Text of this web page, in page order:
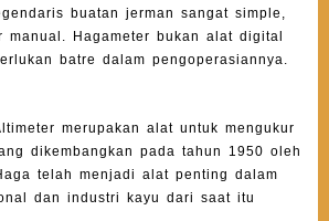
buatan jerman sangat simple,
manual.
Hagameter bukan alat digital
batre dalam pengoperasiannya.
merupakan alat untuk mengukur
dikembangkan pada tahun 1950 oleh
telah menjadi alat penting dalam
dan industri kayu dari saat itu